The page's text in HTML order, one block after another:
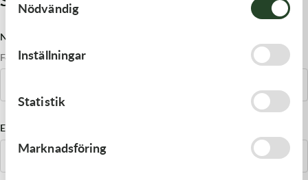
Nödvändig
Inställningar
Statistik
Marknadsföring
Namn
Förnamn
E-post